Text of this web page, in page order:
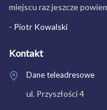
miejscu raz jeszcze
- Piotr Kowalski
Kontakt
Dane teleadresowe
ul. Przyszłości 4